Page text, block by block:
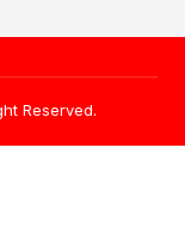
Reserved.